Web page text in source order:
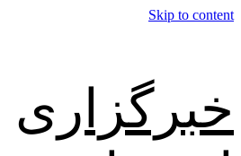
Skip to content
خبرگزاری